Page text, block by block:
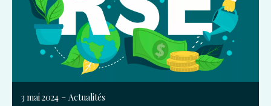
3 mai 2024 - Actualités